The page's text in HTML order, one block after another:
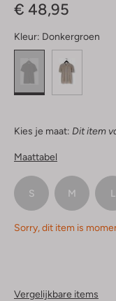
€ 48,95
Kleur: Donkergroen
Kies je maat: Dit item
Maattabel
S M L
Sorry, dit item is
Vergelijkbare items